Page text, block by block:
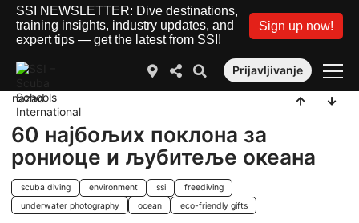
SSI NEWSLETTER: Dive destinations,
training insights, industry updates, and
expert tips — get the latest from SSI!
Sign up now!
Prijavljivanje
nazad
60 најбољих поклона за
рониоце и љубитеље океана
scuba diving environment ssi
freediving
underwater photography
ocean eco-friendly gifts